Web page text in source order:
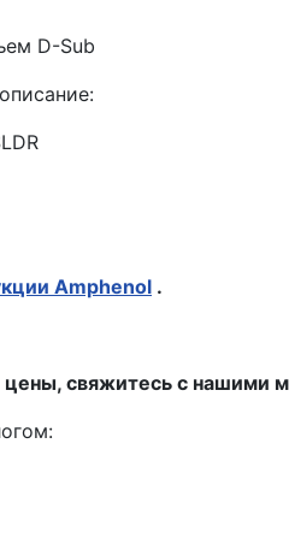
D-Sub
Amphenol .
цены, свяжитесь с нашими